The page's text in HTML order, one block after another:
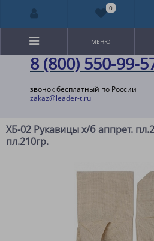
8 (800) 550-99-
звонок бесплатный по России
zakaz@leader-t.ru
МЕНЮ
ХБ-02 Рукавицы х/б аппрет.
пл.210гр.
0